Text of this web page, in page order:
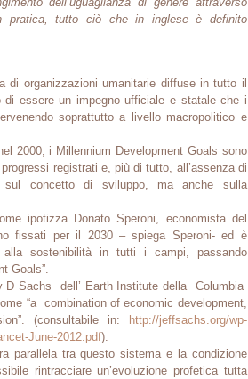
pratica, tutto ciò che in inglese è definito
organizzazioni umanitarie diffuse in tutto il
essere un impegno ufficiale e statale che i
soprattutto a livello macropolitico e
2000, i Millennium Development Goals sono
registrati e, più di tutto, all’assenza di
sul concetto di sviluppo, ma anche sulla
ipotizza Donato Speroni, economista del
fissati per il 2030 – spiega Speroni- ed è
alla sostenibilità in tutti i campi, passando
Goals”.
D Sachs dell’ Earth Institute della Columbia
“a combination of economic development,
(consultabile in:
http://jeffsachs.org/wp-
June-2012.pdf).
parallela tra questo sistema e la condizione
rintracciare un’evoluzione profetica tutta